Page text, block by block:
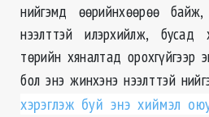
нийгэмд өөрийнхөөрөө
нээлттэй илэрхийлж, бусад
төрийн хяналтад орохгүйгээр
бол энэ жинхэнэ нээлттэй
хэрэглэж буй энэ хиймэл